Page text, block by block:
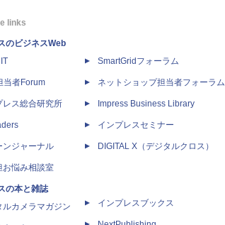
links
のビジネスWeb
当者Forum
レス総合研究所
ンジャーナル
お悩み相談室
の本と雑誌
ルカメラマガジン
SmartGridフォーラム
ネットショップ担当者フォーラム
Impress Business Library
インプレスセミナー
DIGITAL X（デジタルクロス）
インプレスブックス